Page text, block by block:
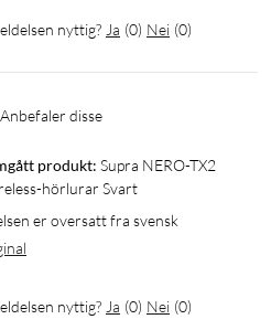
gir enkel
SUPRA Audio©-appen byr
ANC-moduser, knappfunksjoner
nyttig? Ja (0) Nei (0)
Anbefaler disse
produkt: Supra NERO-TX2
hörlurar Svart
er oversatt fra svensk
nyttig? Ja (0) Nei (0)